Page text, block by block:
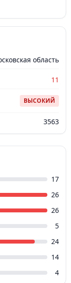
область
11
ВЫСОКИЙ
3563
17
26
26
5
24
14
4